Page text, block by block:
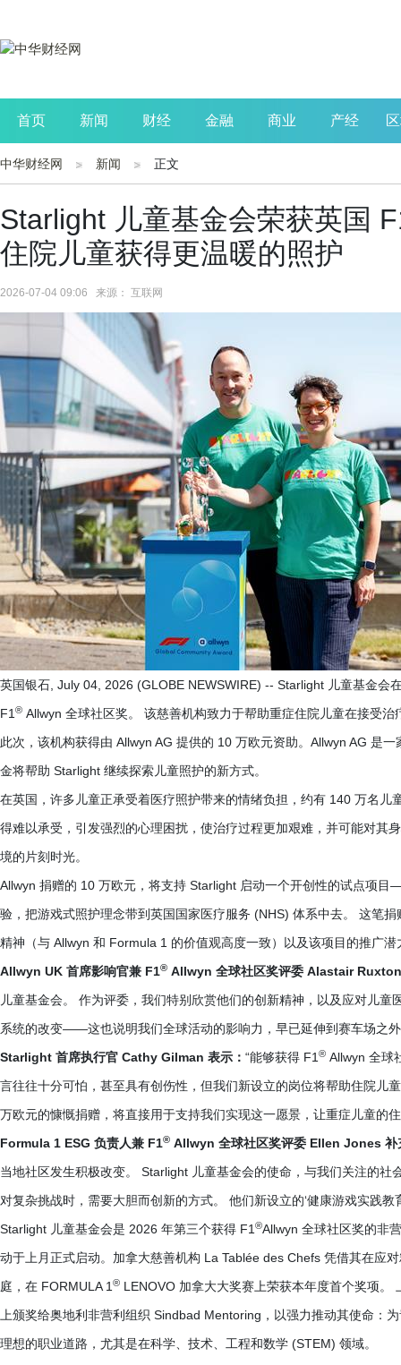
首页 新闻 财经 金融 商业 产经
公司 生活 读书
中华财经网 新闻 正文
Starlight 儿童基金会荣获英国
住院儿童获得更温暖的照护
2026-07-04 09:06 来源： 互联网
英国银石, July 04, 2026 (GLOBE NEWSWIRE) -- Starlight 儿童基金会
F1 ® Allwyn 全球社区奖。 该慈善机构致力于帮助重症住院儿童在接受
此次，该机构获得由 Allwyn AG 提供的 10 万欧元资助。Allwyn AG 是
金将帮助 Starlight 继续探索儿童照护的新方式。
在英国，许多儿童正承受着医疗照护带来的情绪负担，约有 140 万名
得难以承受，引发强烈的心理困扰，使治疗过程更加艰难，并可能对其
境的片刻时光。
Allwyn 捐赠的 10 万欧元，将支持 Starlight 启动一个开创性的试点项
验，把游戏式照护理念带到英国国家医疗服务 (NHS) 体系中去。 这笔
精神（与 Allwyn 和 Formula 1 的价值观高度一致）以及该项目的推广
Allwyn UK 首席影响官兼 F1® Allwyn 全球社区奖评委 Alastair
儿童基金会。 作为评委，我们特别欣赏他们的创新精神，以及应对儿
系统的改变——这也说明我们全球活动的影响力，早已延伸到赛车场之外
Starlight 首席执行官 Cathy Gilman 表示： “能够获得 F1 ® Allwyn 全球
言往往十分可怕，甚至具有创伤性，但我们新设立的岗位将帮助住院儿
万欧元的慷慨捐赠，将直接用于支持我们实现这一愿景，让重症儿童的
Formula 1 ESG 负责人兼 F1® Allwyn 全球社区奖评委 Ellen Jones 补
当地社区发生积极改变。 Starlight 儿童基金会的使命，与我们关注的
对复杂挑战时，需要大胆而创新的方式。 他们新设立的‘健康游戏实践
Starlight 儿童基金会是 2026 年第三个获得 F1 ®Allwyn 全球社区奖的非
动于上月正式启动。加拿大慈善机构 La Tablée des Chefs 凭借其在
庭，在 FORMULA 1 ® LENOVO 加拿大大奖赛上荣获本年度首个奖项。
上颁奖给奥地利非营利组织 Sindbad Mentoring，以强力推动其使命：
理想的职业道路，尤其是在科学、技术、工程和数学 (STEM) 领域。